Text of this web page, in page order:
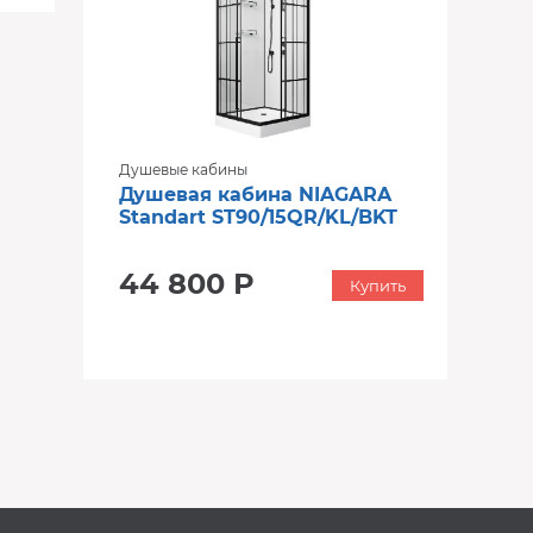
Душевые кабины
Душевая кабина NIAGARA
Standart ST90/15QR/KL/BKT
44 800 Р Купить